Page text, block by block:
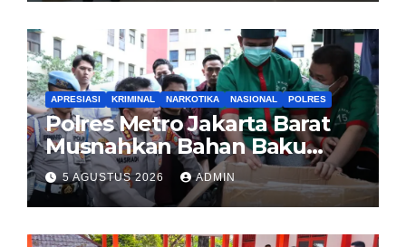
APRESIASI KRIMINAL NARKOTIKA NASIONAL POLRES
Polres Metro Jakarta Barat
Musnahkan Bahan Baku
Narkotika 1,1 Ton
Carisoprodol, Selamatkan 3,5
Juta Jiwa
5 AGUSTUS 2026 ADMIN